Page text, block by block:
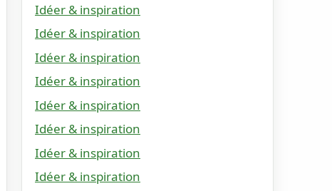
Idéer & inspiration
Idéer & inspiration
Idéer & inspiration
Idéer & inspiration
Idéer & inspiration
Idéer & inspiration
Idéer & inspiration
Idéer & inspiration